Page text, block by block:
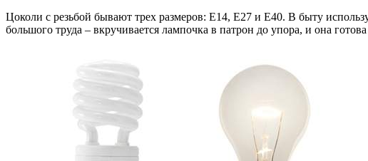
Цоколи с резьбой бывают трех размеров: Е14, Е27 и Е40. В быту
большого труда – вкручивается лампочка в патрон до упора, и она